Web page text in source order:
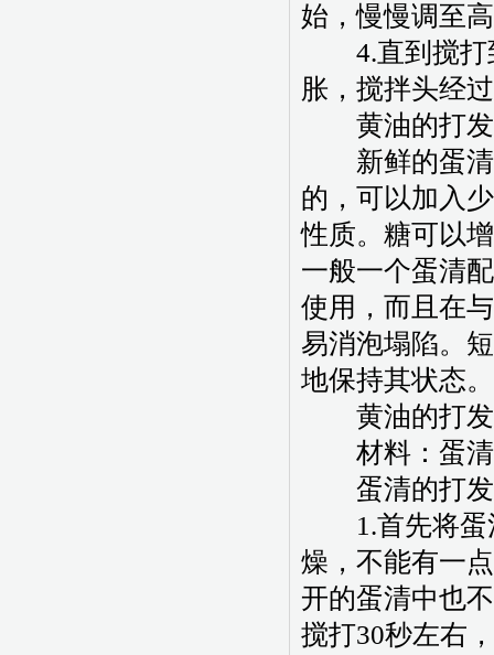
始，慢慢调至
4.直到搅打
胀，搅拌头经
黄油的打发
新鲜的蛋清
的，可以加入
性质。糖可以
一般一个蛋清
使用，而且在
易消泡塌陷。
地保持其状态。
黄油的打发
材料：蛋清4
蛋清的打发
1.首先将蛋
燥，不能有一
开的蛋清中也
搅打30秒左右